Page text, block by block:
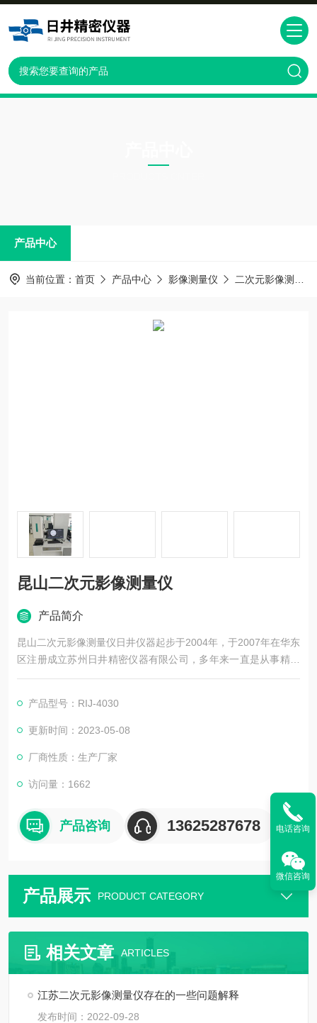
产品中心
当前位置： 首页 产品中心 影像测量仪 二次元影像测量仪
昆山二次元影像测量仪
产品简介
昆山二次元影像测量仪日井仪器起步于2004年，于2007年在华东
区注册成立苏州日井精密仪器有限公司，多年来一直是从事精密
量测仪器销售及配套售后维修服务为一体的精密仪器公司。
公司主要销售：影像测量仪，二次元，三次元，三次元，光泽度
计，日本三丰影像测量仪，日本三丰二次元，日本三丰三次元三
产品型号：RIJ-4030
更新时间：2023-05-08
厂商性质：生产厂家
访问量：1662
产品咨询 13625287678
产品展示 PRODUCT CATEGORY
相关文章 ARTICLES
江苏二次元影像测量仪存在的一些问题解释
发布时间：2022-09-28
电话咨询
微信咨询